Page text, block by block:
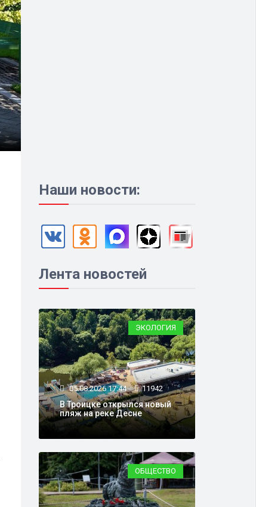
Наши новости:
Лента новостей
ЭКОЛОГИЯ
05.08.2026 17:44 11942
В Троицке открылся новый
пляж на реке Десне
ОБЩЕСТВО